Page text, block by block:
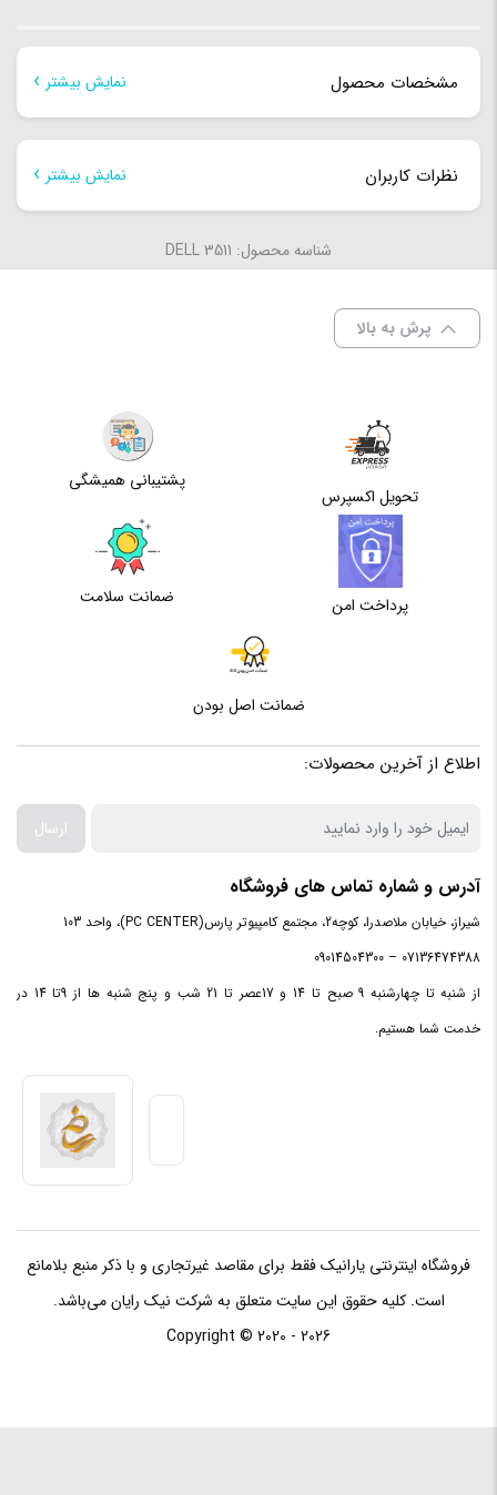
مشخصات محصول نمایش بیشتر
مشخصات کلی
ابعاد 363.96x249x19.9 میلی‌متر
وزن 1.83 کیلوگرم
ظرفیت
Cache
حافظه
اختصاصی
گرافیک
پردازنده
مرکزی
Intel
پردازنده
مرکزی
Core i5 1135G7
فرکانس
پردازنده
حافظه RAM
نظرات کاربران نمایش بیشتر
اولین کسی باشید که دیدگاهی می نویسد “DELL 3511 I5
1135G7 RAM 8GB 256GB SSD+1TB HDD 2GB MX350
لپ تاپ دل”
شناسه محصول: DELL 3511
پرش به بالا
تحویل اکسپرس
پشتیبانی همیشگی
پرداخت امن ضمانت سلامت
ضمانت اصل بودن
اطلاع از آخرین محصولات:
ارسال
آدرس و شماره تماس های فروشگاه
شیراز، خیابان ملاصدرا، کوچه2، مجتمع کامپیوتر پارس(PC CENTER)، واحد 103
07136474388 – 09014504300
از شنبه تا چهارشنبه 9 صبح تا 14 و 17عصر تا 21 شب و پنج شنبه ها از 9تا 14 در
خدمت شما هستیم.
فروشگاه اینترنتی یارانیک فقط برای مقاصد غیرتجاری و با ذکر منبع بلامانع
است. کلیه حقوق این سایت متعلق به شرکت نیک رایان می‌باشد.
Copyright © 2020 - 2026